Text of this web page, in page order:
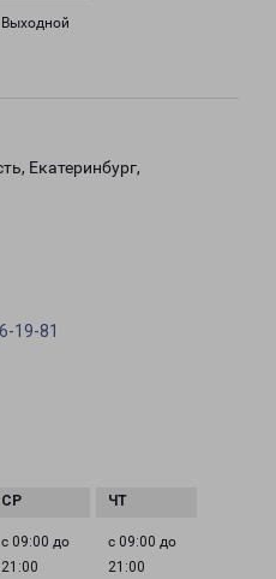
Выходной
Екатеринбург,
19-81
с 09:00 до
21:00
с 09:00 до
21:00